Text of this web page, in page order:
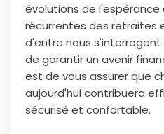
évolutions de
récurrentes des retraites
d'entre nous s'interrogent
de garantir un avenir
est de vous assurer que
aujourd'hui contribuera
sécurisé et confortable.